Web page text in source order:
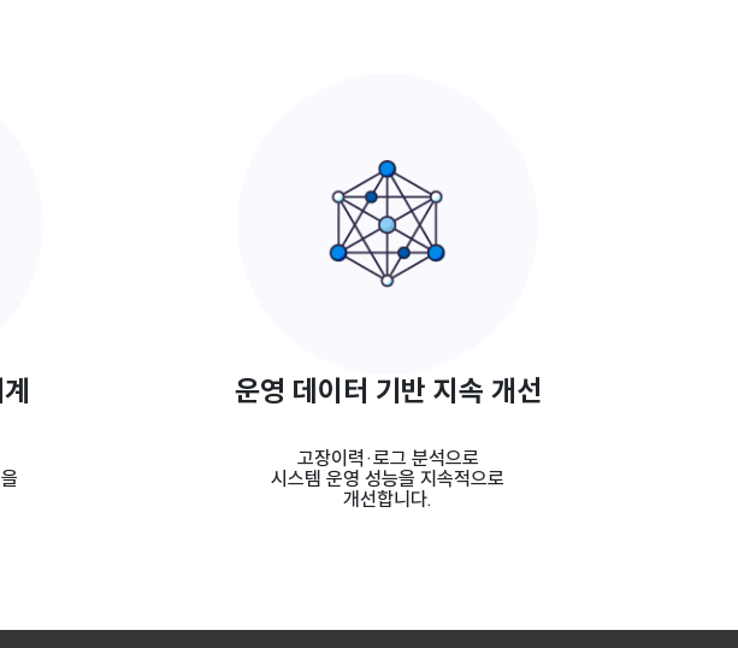
운영 데이터 기반 지속 개선
고장이력·로그 분석으로
시스템 운영 성능을 지속적으로
개선합니다.